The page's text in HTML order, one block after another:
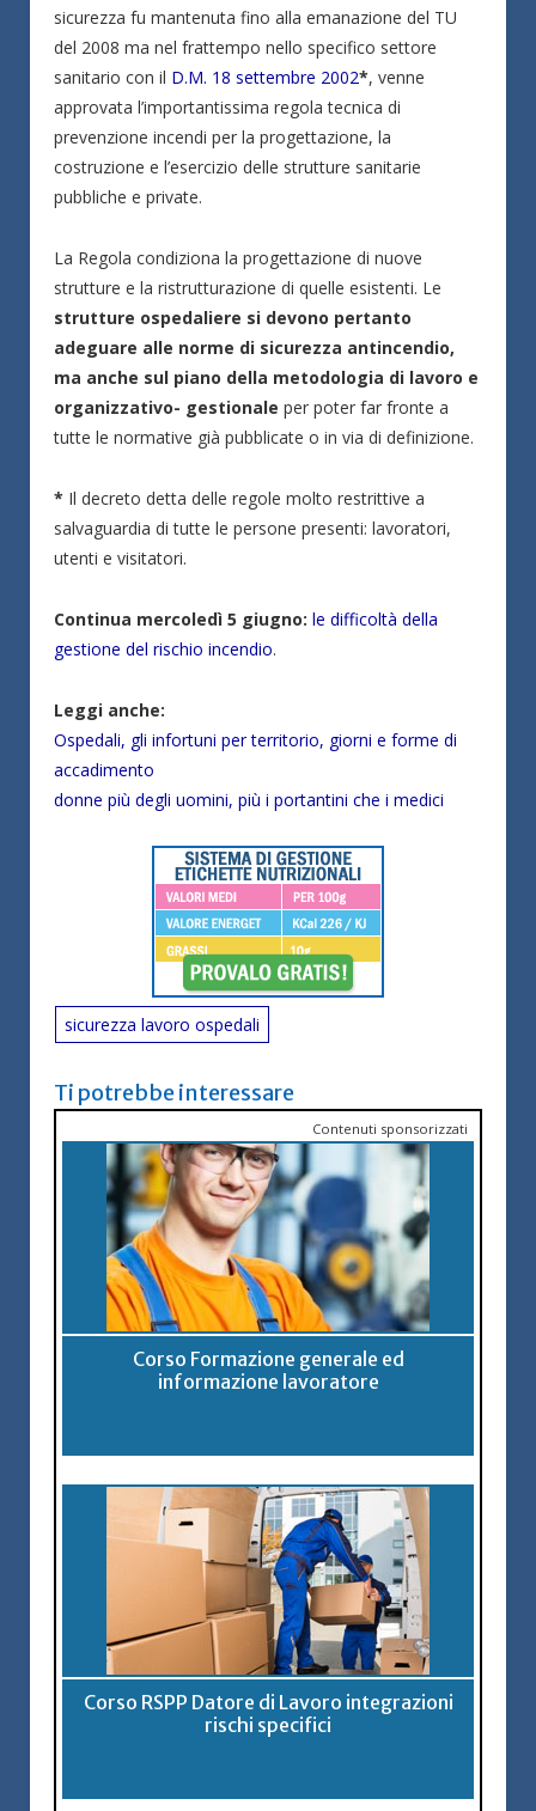
sicurezza fu mantenuta fino alla emanazione del TU
del 2008 ma nel frattempo nello specifico settore
sanitario con il D.M. 18 settembre 2002*, venne
approvata l’importantissima regola tecnica di
prevenzione incendi per la progettazione, la
costruzione e l’esercizio delle strutture sanitarie
pubbliche e private.
La Regola condiziona la progettazione di nuove
strutture e la ristrutturazione di quelle esistenti. Le
strutture ospedaliere si devono pertanto
adeguare alle norme di sicurezza antincendio,
ma anche sul piano della metodologia di lavoro e
organizzativo- gestionale per poter far fronte a
tutte le normative già pubblicate o in via di definizione.
* Il decreto detta delle regole molto restrittive a
salvaguardia di tutte le persone presenti: lavoratori,
utenti e visitatori.
Continua mercoledì 5 giugno: le difficoltà della
gestione del rischio incendio.
Leggi anche:
Ospedali, gli infortuni per territorio, giorni e forme di
accadimento
donne più degli uomini, più i portantini che i medici
sicurezza lavoro ospedali
Ti potrebbe interessare
Contenuti sponsorizzati
Corso Formazione generale ed
informazione lavoratore
Corso RSPP Datore di Lavoro integrazioni
rischi specifici